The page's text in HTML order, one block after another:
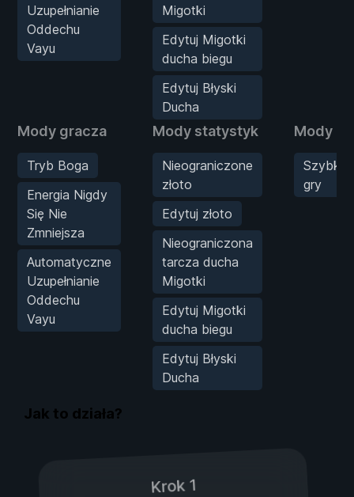
Uzupełnianie
Oddechu
Vayu
Migotki
Edytuj Migotki
ducha biegu
Edytuj Błyski
Ducha
Mody gracza
Tryb Boga
Energia Nigdy
Się Nie
Zmniejsza
Automatyczne
Uzupełnianie
Oddechu
Vayu
Mody statystyk
Nieograniczone
złoto
Edytuj złoto
Nieograniczona
tarcza ducha
Migotki
Edytuj Migotki
ducha biegu
Edytuj Błyski
Ducha
Mody
gry
Jak to działa?
Krok 1